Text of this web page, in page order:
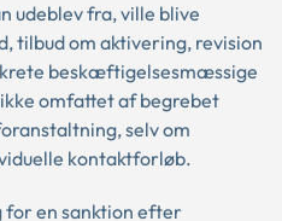
udeblev fra, ville blive
tilbud om aktivering, revision
beskæftigelsesmæssige
omfattet af begrebet
selv om
kontaktforløb.
en sanktion efter